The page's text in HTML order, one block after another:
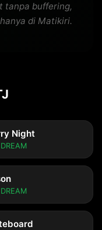
tanpa buffering,
di Matikiri.
Night